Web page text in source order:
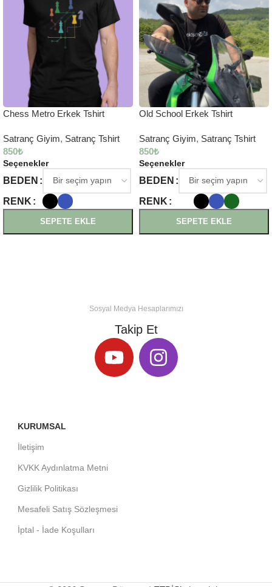
Chess Metro Erkek Tshirt
Satranç Giyim, Satranç Tshirt
850₺
Seçenekler
BEDEN
RENK
SEPETE EKLE
Old School Erkek Tshirt
Satranç Giyim, Satranç Tshirt
850₺
Seçenekler
BEDEN
RENK
SEPETE EKLE
Sosyal Medya Hesaplarımızı
Takip Et
KURUMSAL
İletişim
KVKK Aydınlatma Metni
Gizlilik Politikası
Mesafeli Satış Sözleşmesi
İptal - İade Koşulları